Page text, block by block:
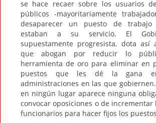
se hace recaer sobre los usuarios
públicos -mayoritariamente
desaparecer un puesto de trabajo
estaban a su servicio. El
supuestamente progresista, dota así
que abogan por reducir lo
herramienta de oro para eliminar en
puestos que les dé la gana
administraciones en las que
en ningún lugar aparece ninguna
convocar oposiciones o de incrementar
funcionarios para hacer fijos los